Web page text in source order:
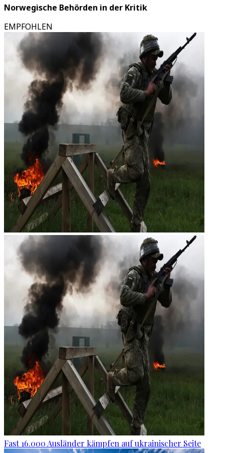
Norwegische Behörden in der Kritik
EMPFOHLEN
Fast 16.000 Ausländer kämpfen auf ukrainischer Seite